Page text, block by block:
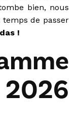
bien, nous
de passer
!
2026